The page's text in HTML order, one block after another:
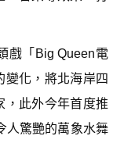
戲「Big Queen電
變化，將北海岸四
，此外今年首度推
人驚艷的萬象水舞